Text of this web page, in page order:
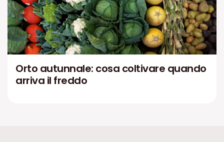
Orto autunnale: cosa coltivare quando
arriva il freddo